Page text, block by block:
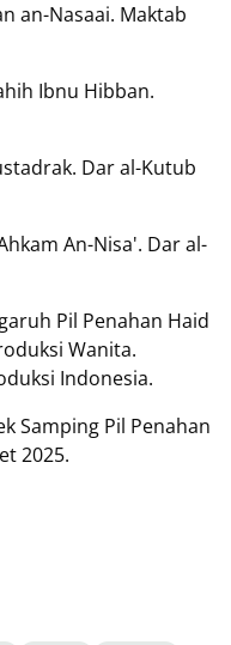
an-Nasaai. Maktab
Ibnu Hibban.
Dar al-Kutub
An-Nisa'. Dar al-
Pil Penahan Haid
Wanita.
Indonesia.
Samping Pil Penahan
2025.